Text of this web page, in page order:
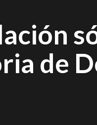
de